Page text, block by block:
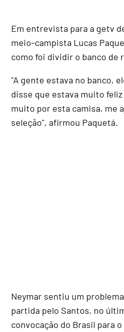
Em entrevista para a getv
meio-campista Lucas
como foi dividir o banco de
"A gente estava no banco,
disse que estava muito
muito por esta camisa, me
seleção", afirmou Paquetá.
Neymar sentiu um
partida pelo Santos, no
convocação do Brasil para